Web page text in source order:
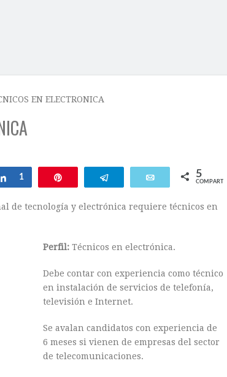
EN ELECTRONICA
Compartir
1 Telegram Email 5
COMPARTIR
de tecnología y electrónica requiere técnicos en
Perfil: Técnicos en electrónica.
Debe contar con experiencia como técnico
en instalación de servicios de telefonía,
televisión e Internet.
Se avalan candidatos con experiencia de
6 meses si vienen de empresas del sector
de telecomunicaciones.